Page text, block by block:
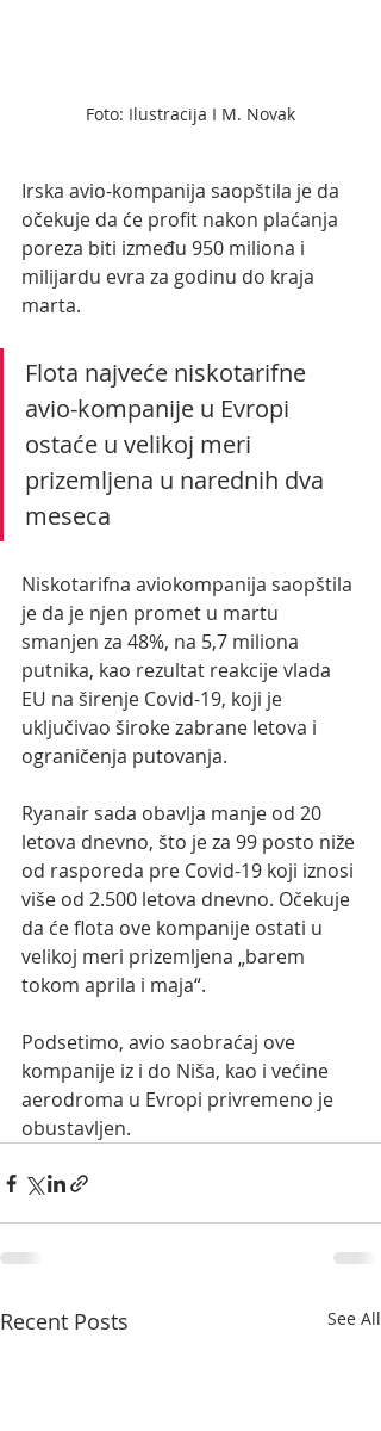
Foto: Ilustracija I M. Novak
Irska avio-kompanija saopštila je da
očekuje da će profit nakon plaćanja
poreza biti između 950 miliona i
milijardu evra za godinu do kraja
marta.
Flota najveće niskotarifne
avio-kompanije u Evropi
ostaće u velikoj meri
prizemljena u narednih dva
meseca
Niskotarifna aviokompanija saopštila
je da je njen promet u martu
smanjen za 48%, na 5,7 miliona
putnika, kao rezultat reakcije vlada
EU na širenje Covid-19, koji je
uključivao široke zabrane letova i
ograničenja putovanja.
Ryanair sada obavlja manje od 20
letova dnevno, što je za 99 posto niže
od rasporeda pre Covid-19 koji iznosi
više od 2.500 letova dnevno. Očekuje
da će flota ove kompanije ostati u
velikoj meri prizemljena „barem
tokom aprila i maja“.
Podsetimo, avio saobraćaj ove
kompanije iz i do Niša, kao i većine
aerodroma u Evropi privremeno je
obustavljen.
Recent Posts See All